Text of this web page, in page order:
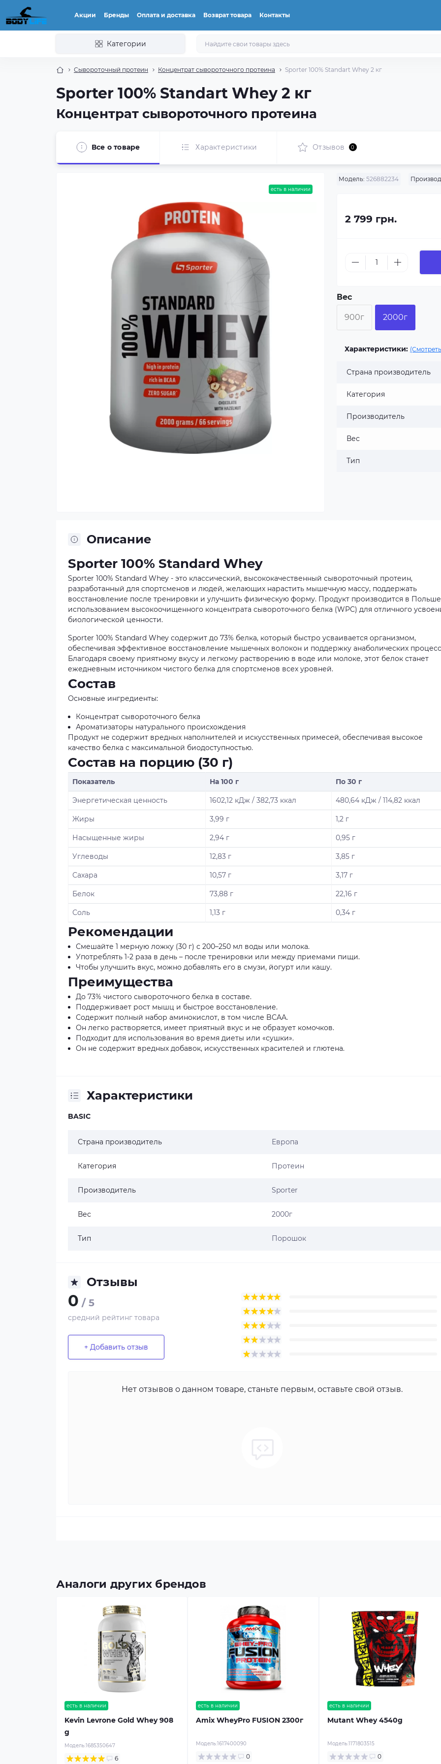
Акции Бренды Оплата и доставка Возврат товара Контакты
Категории
Сывороточный протеин Концентрат сывороточного протеина Sporter 100% Standart Whey 2 кг
Sporter 100% Standart Whey 2 кг
Концентрат сывороточного протеина
Все о товаре Характеристики Отзывов 0
есть в наличии
Модель: 526882234
2 799 грн.
Вес
900г 2000г
Характеристики:
Страна производитель
Категория
Производитель
Вес
Тип
Описание
Sporter 100% Standard Whey
Sporter 100% Standard Whey - это классический, высококачественный сывороточный протеин,
разработанный для спортсменов и людей, желающих нарастить мышечную массу, поддержать
восстановление после тренировки и улучшить физическую форму. Продукт производится в
использованием высокоочищенного концентрата сывороточного белка (WPC) для отличного
биологической ценности.
Sporter 100% Standard Whey содержит до 73% белка, который быстро усваивается организмом,
обеспечивая эффективное восстановление мышечных волокон и поддержку анаболических
Благодаря своему приятному вкусу и легкому растворению в воде или молоке, этот белок станет
ежедневным источником чистого белка для спортсменов всех уровней.
Состав
Основные ингредиенты:
Концентрат сывороточного белка
Ароматизаторы натурального происхождения
Продукт не содержит вредных наполнителей и искусственных примесей, обеспечивая высокое
качество белка с максимальной биодоступностью.
Состав на порцию (30 г)
Показатель На 100 г По 30 г
Энергетическая ценность 1602,12 кДж / 382,73 ккал 480,64 кДж / 114,82 ккал
Жиры 3,99 г 1,2 г
Насыщенные жиры 2,94 г 0,95 г
Углеводы 12,83 г 3,85 г
Сахара 10,57 г 3,17 г
Белок 73,88 г 22,16 г
Соль 1,13 г 0,34 г
Рекомендации
Смешайте 1 мерную ложку (30 г) с 200–250 мл воды или молока.
Употреблять 1-2 раза в день – после тренировки или между приемами пищи.
Чтобы улучшить вкус, можно добавлять его в смузи, йогурт или кашу.
Преимущества
До 73% чистого сывороточного белка в составе.
Поддерживает рост мышц и быстрое восстановление.
Содержит полный набор аминокислот, в том числе BCAA.
Он легко растворяется, имеет приятный вкус и не образует комочков.
Подходит для использования во время диеты или «сушки».
Он не содержит вредных добавок, искусственных красителей и глютена.
Характеристики
BASIC
Страна производитель Европа
Категория Протеин
Производитель Sporter
Вес 2000г
Тип Порошок
Отзывы
0 / 5
средний рейтинг товара
+ Добавить отзыв
Нет отзывов о данном товаре, станьте первым, оставьте свой отзыв.
Аналоги других брендов
есть в наличии
Kevin Levrone Gold Whey 908
g
Модель:1685350647
6
есть в наличии
Amix WheyPro FUSION 2300г
Модель:1617400090
0
есть в наличии
Mutant Whey 4540g
Модель:1171803515
0